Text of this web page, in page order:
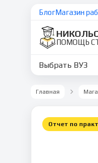
БлогМагазин
ПОМОЩЬ
Выбрать ВУЗ
Главная
Отчет по